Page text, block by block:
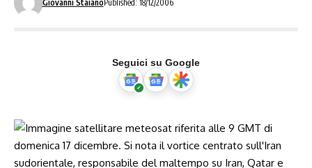
Giovanni StaianoPublished: 18/12/2006
Seguici su Google